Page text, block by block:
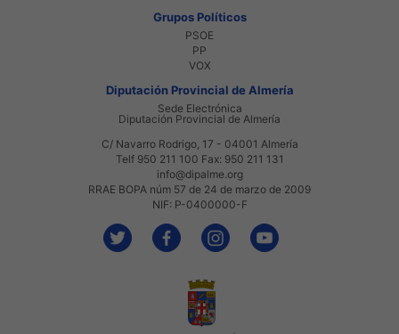
Grupos Políticos
PSOE
PP
VOX
Diputación Provincial de Almería
Sede Electrónica
Diputación Provincial de Almería
C/ Navarro Rodrigo, 17 - 04001 Almería
Telf 950 211 100 Fax: 950 211 131
info@dipalme.org
RRAE BOPA núm 57 de 24 de marzo de 2009
NIF: P-0400000-F